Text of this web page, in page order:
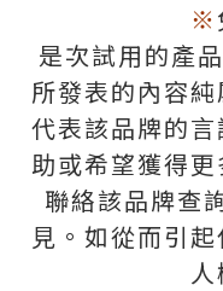
※
是次試用的產
所發表的內容
代表該品牌的
助或希望獲得
聯絡該品牌查
見。如從而引
人